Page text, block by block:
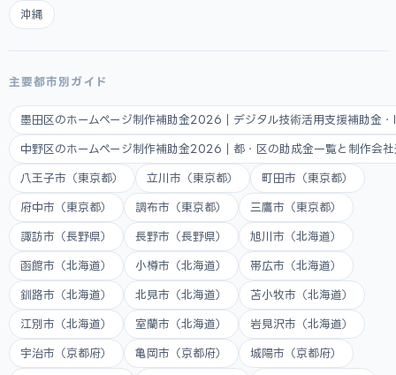
沖縄
主要都市別ガイド
墨田区のホームページ制作補助金2026｜デジタル技術活用支援補助金
中野区のホームページ制作補助金2026｜都・区の助成金一覧と制作会
八王子市（東京都） 立川市（東京都） 町田市（東京都）
府中市（東京都） 調布市（東京都） 三鷹市（東京都）
諏訪市（長野県） 長野市（長野県） 旭川市（北海道）
函館市（北海道） 小樽市（北海道） 帯広市（北海道）
釧路市（北海道） 北見市（北海道） 苫小牧市（北海道）
江別市（北海道） 室蘭市（北海道） 岩見沢市（北海道）
宇治市（京都府） 亀岡市（京都府） 城陽市（京都府）